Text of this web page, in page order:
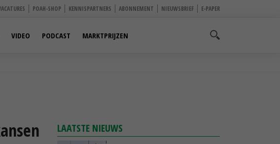
POAH-SHOP KENNISPARTNERS ABONNEMENT NIEUWSBRIEF E-PAPER
VIDEO PODCAST MARKTPRIJZEN
LAATSTE NIEUWS